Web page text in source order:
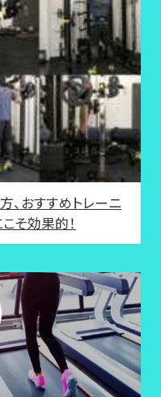
、おすすめトレーニ
そ効果的！